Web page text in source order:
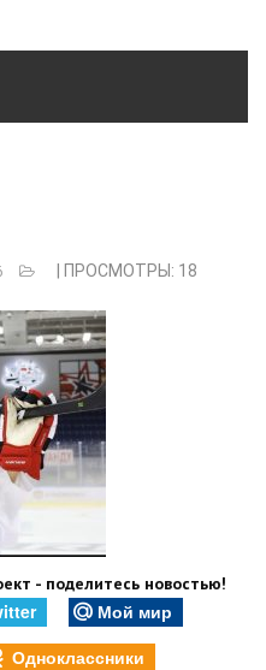
| ПРОСМОТРЫ: 18
- поделитесь новостью!
Мой мир
Одноклассники